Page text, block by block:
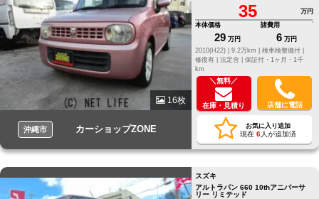
16枚
沖縄市 カーショップZONE
35
万円
本体価格
29 万円
諸費用
6 万円
2010(H22) |
9.2万km |
検車検整備付 |
修復有 | 法定含 | 保証付・1ヶ月・1千
km
＼無料／
在庫・見積り 店舗に電話
お気に入り追加
現在 6人が追加済
スズキ
アルトラパン 660 10thアニバーサ
リー リミテッド